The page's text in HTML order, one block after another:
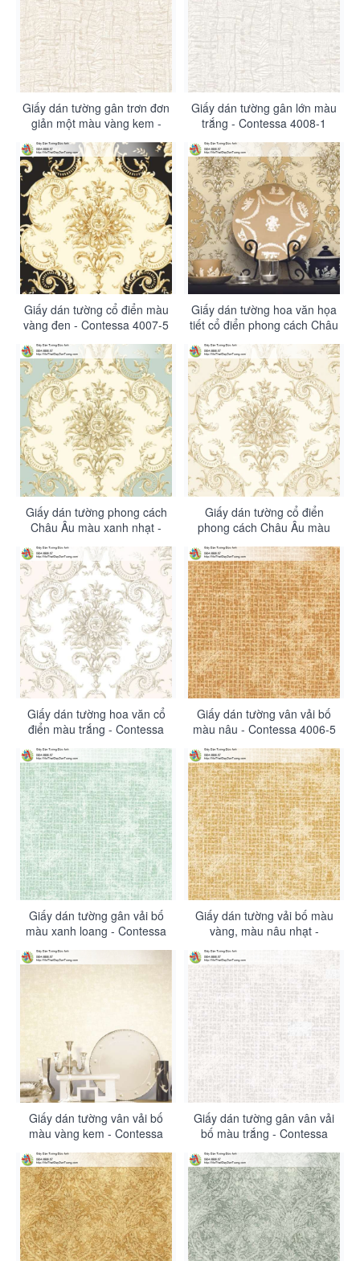
Giấy dán tường gân trơn đơn
giản một màu vàng kem -
Giấy dán tường gân lớn màu
trắng - Contessa 4008-1
Giấy dán tường cổ điển màu
vàng đen - Contessa 4007-5
Giấy dán tường hoa văn họa
tiết cổ điển phong cách Châu
Âu màu vàng - Contessa
4007-4
Giấy dán tường phong cách
Châu Âu màu xanh nhạt -
Giấy dán tường cổ điển
phong cách Châu Âu màu
Giấy dán tường hoa văn cổ
điển màu trắng - Contessa
Giấy dán tường vân vải bố
màu nâu - Contessa 4006-5
Giấy dán tường gân vải bố
màu xanh loang - Contessa
4006-4
Giấy dán tường vải bố màu
vàng, màu nâu nhạt -
Contessa 4006-3
Giấy dán tường vân vải bố
màu vàng kem - Contessa
Giấy dán tường gân vân vải
bố màu trắng - Contessa